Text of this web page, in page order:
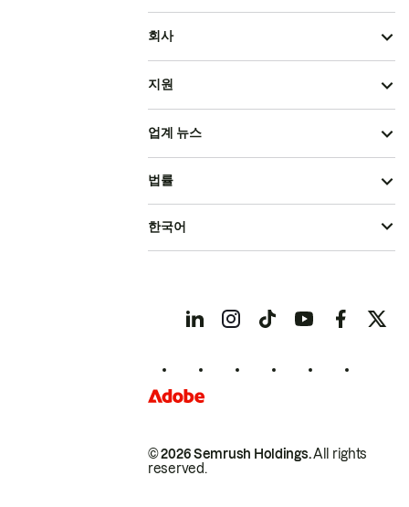
회사
지원
업계 뉴스
© 2026 Semrush Holdings.All rights
reserved.
법률
한국어